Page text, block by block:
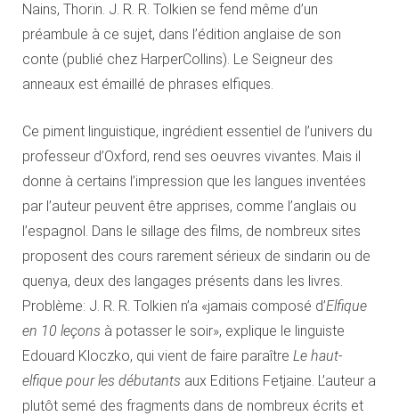
Nains, Thorïn. J. R. R. Tolkien se fend même d’un
préambule à ce sujet, dans l’édition anglaise de son
conte (publié chez HarperCollins). Le Seigneur des
anneaux est émaillé de phrases elfiques.
Ce piment linguistique, ingrédient essentiel de l’univers du
professeur d’Oxford, rend ses oeuvres vivantes. Mais il
donne à certains l’impression que les langues inventées
par l’auteur peuvent être apprises, comme l’anglais ou
l’espagnol. Dans le sillage des films, de nombreux sites
proposent des cours rarement sérieux de sindarin ou de
quenya, deux des langages présents dans les livres.
Problème: J. R. R. Tolkien n’a «jamais composé d’Elfique
en 10 leçons à potasser le soir», explique le linguiste
Edouard Kloczko, qui vient de faire paraître Le haut-
elfique pour les débutants aux Editions Fetjaine. L’auteur a
plutôt semé des fragments dans de nombreux écrits et